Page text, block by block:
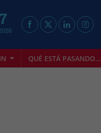
QUÉ ESTÁ PASANDO...